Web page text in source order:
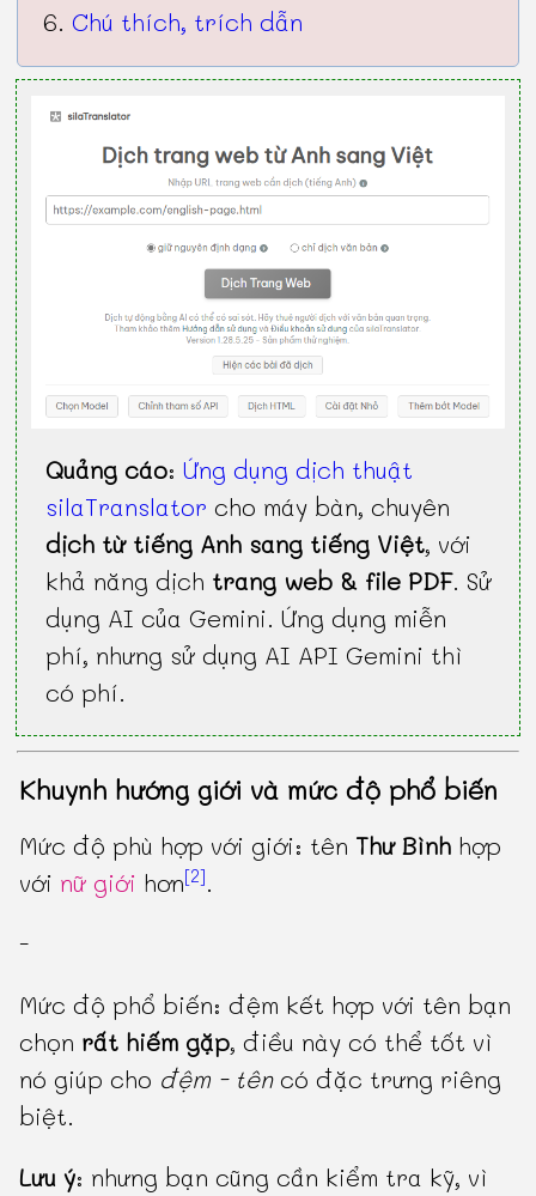
Chú thích, trích dẫn
Quảng cáo:Ứng dụng dịch thuật
silaTranslator cho máy bàn, chuyên
dịch từ tiếng Anh sang tiếng Việt, với
khả năng dịch trang web & file PDF. Sử
dụng AI của Gemini. Ứng dụng miễn
phí, nhưng sử dụng AI API Gemini thì
có phí.
Khuynh hướng giới và mức độ phổ biến
Mức độ phù hợp với giới: tên Thư Bình hợp
với nữ giới hơn[2].
-
Mức độ phổ biến: đệm kết hợp với tên bạn
chọn rất hiếm gặp, điều này có thể tốt vì
nó giúp cho đệm - têncó đặc trưng riêng
biệt.
Lưu ý: nhưng bạn cũng cần kiểm tra kỹ, vì